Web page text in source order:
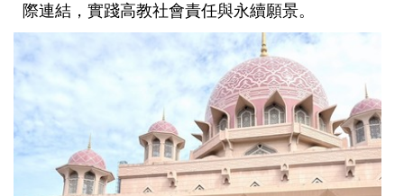
際連結，實踐高教社會責任與永續願景。